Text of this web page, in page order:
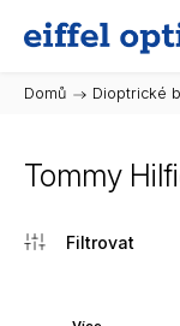
Domů / Dioptrické
Tommy